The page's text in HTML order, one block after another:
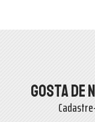
Gosta de